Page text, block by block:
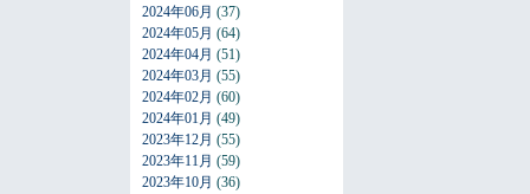
2024年06月 (37)
2024年05月 (64)
2024年04月 (51)
2024年03月 (55)
2024年02月 (60)
2024年01月 (49)
2023年12月 (55)
2023年11月 (59)
2023年10月 (36)